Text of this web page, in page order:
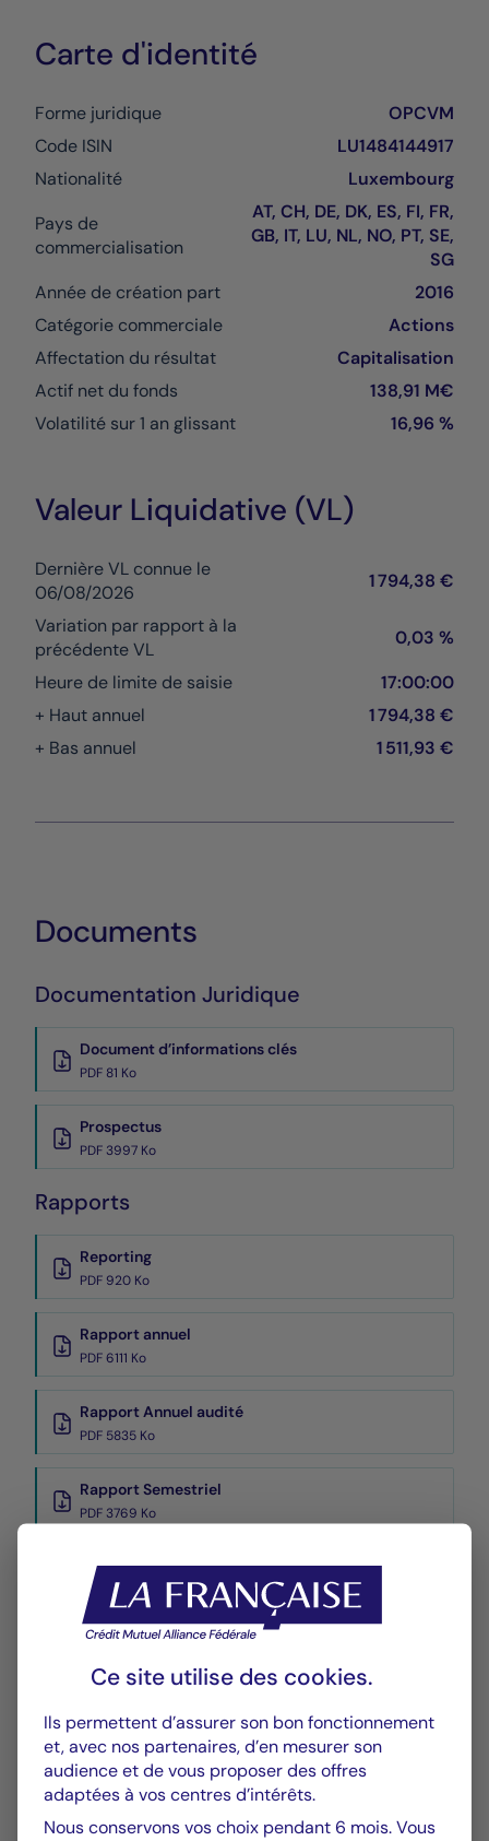
Carte d'identité
Forme juridique
OPCVM
Code ISIN
LU1484144917
Nationalité
Luxembourg
Pays de
commercialisation
AT, CH, DE, DK, ES, FI, FR,
GB, IT, LU, NL, NO, PT, SE,
SG
Année de création part
2016
Catégorie commerciale
Actions
Affectation du résultat
Capitalisation
Actif net du fonds
138,91 M€
Volatilité sur 1 an glissant
16,96 %
Valeur Liquidative (VL)
Dernière VL connue le
06/08/2026
1 794,38 €
Variation par rapport à la
précédente VL
0,03 %
Heure de limite de saisie
17:00:00
+ Haut annuel
1 794,38 €
+ Bas annuel
1 511,93 €
Documents
Documentation Juridique
Document d’informations clés
PDF 81 Ko
Prospectus
PDF 3997 Ko
Rapports
Reporting
PDF 920 Ko
Rapport annuel
PDF 6111 Ko
Rapport Annuel audité
PDF 5835 Ko
Rapport Semestriel
PDF 3769 Ko
Performances
Historique VL
XLSX 42 Ko
GRAPHIQUE TABLEAU
Ce site utilise des cookies.
Ils permettent d’assurer son bon fonctionnement
et, avec nos partenaires, d’en mesurer son
audience et de vous proposer des offres
adaptées à vos centres d’intérêts.
Nous conservons vos choix pendant 6 mois. Vous